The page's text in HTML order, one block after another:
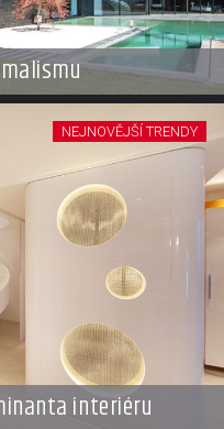
interiéru
NEJNOVĚJŠÍ TRENDY